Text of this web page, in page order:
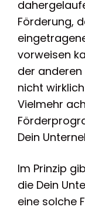
Förderung,
vorweisen
der anderen
nicht
Vielmehr
Dein
Im Prinzip
die Dein
eine solche